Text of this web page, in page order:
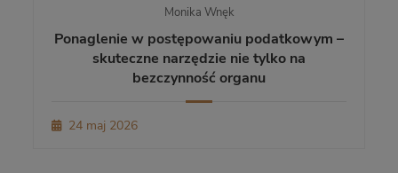
Monika Wnęk
Ponaglenie w postępowaniu podatkowym –
skuteczne narzędzie nie tylko na
bezczynność organu
24 maj 2026